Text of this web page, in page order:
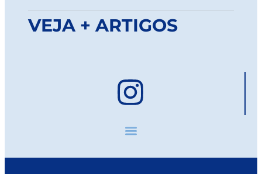
VEJA + ARTIGOS